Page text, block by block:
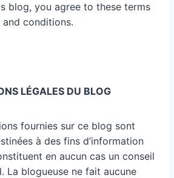
blog, you agree to these terms
and conditions.
LÉGALES DU BLOG
fournies sur ce blog sont
à des fins d’information
en aucun cas un conseil
La blogueuse ne fait aucune